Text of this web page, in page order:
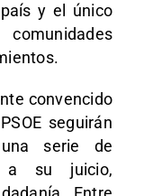
y el único
convencido
seguirán
serie de
a su juicio,